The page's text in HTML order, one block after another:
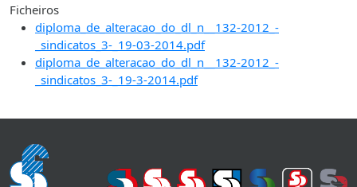
Ficheiros
diploma_de_alteracao_do_dl_n__132-2012_-
_sindicatos_3-_19-03-2014.pdf
diploma_de_alteracao_do_dl_n__132-2012_-
_sindicatos_3-_19-3-2014.pdf